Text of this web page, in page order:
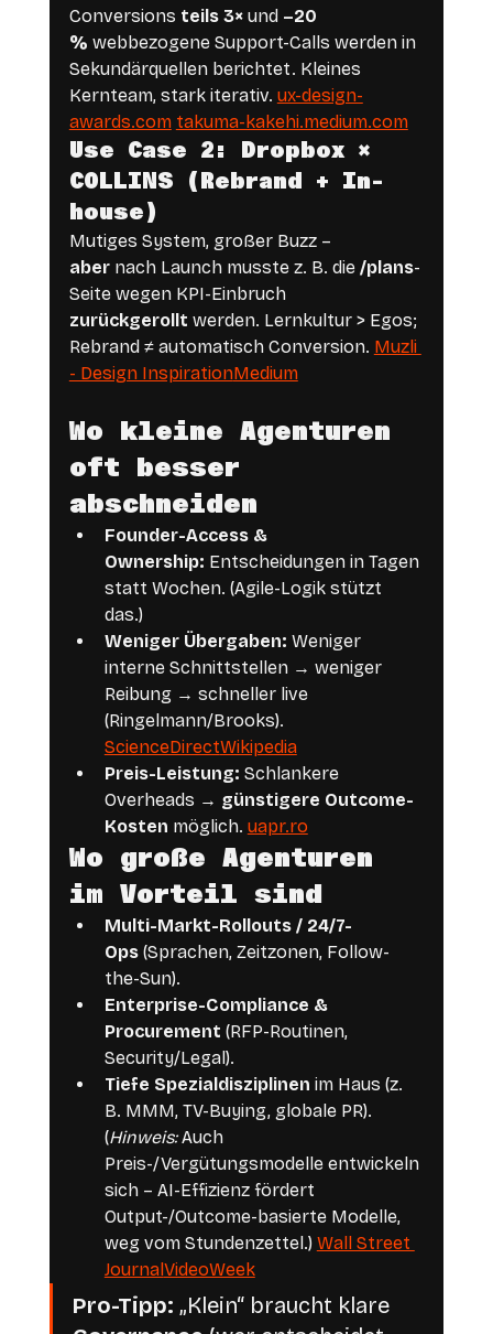
Conversions teils 3× und –20
% webbezogene Support-Calls werden in
Sekundärquellen berichtet. Kleines
Kernteam, stark iterativ. ux-design-
awards.com takuma-kakehi.medium.com
Use Case 2: Dropbox ×
COLLINS (Rebrand + In-
house)
Mutiges System, großer Buzz –
aber nach Launch musste z. B. die /plans-
Seite wegen KPI-Einbruch
zurückgerollt werden. Lernkultur > Egos;
Rebrand ≠ automatisch Conversion. Muzli
- Design InspirationMedium
Wo kleine Agenturen
oft besser
abschneiden
Founder-Access &
Ownership: Entscheidungen in Tagen
statt Wochen. (Agile-Logik stützt
das.)
Weniger Übergaben: Weniger
interne Schnittstellen → weniger
Reibung → schneller live
(Ringelmann/Brooks).
ScienceDirectWikipedia
Preis-Leistung: Schlankere
Overheads → günstigere Outcome-
Kosten möglich. uapr.ro
Wo große Agenturen
im Vorteil sind
Multi-Markt-Rollouts / 24/7-
Ops (Sprachen, Zeitzonen, Follow-
the-Sun).
Enterprise-Compliance &
Procurement (RFP-Routinen,
Security/Legal).
Tiefe Spezialdisziplinen im Haus (z.
B. MMM, TV-Buying, globale PR).
(Hinweis: Auch
Preis-/Vergütungsmodelle entwickeln
sich – AI-Effizienz fördert
Output-/Outcome-basierte Modelle,
weg vom Stundenzettel.) Wall Street
JournalVideoWeek
Pro-Tipp: „Klein“ braucht klare